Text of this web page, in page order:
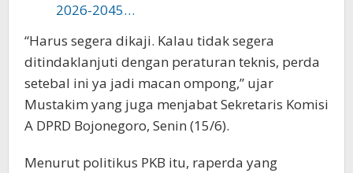
2026-2045…
“Harus segera dikaji. Kalau tidak segera
ditindaklanjuti dengan peraturan teknis, perda
setebal ini ya jadi macan ompong,” ujar
Mustakim yang juga menjabat Sekretaris Komisi
A DPRD Bojonegoro, Senin (15/6).
Menurut politikus PKB itu, raperda yang